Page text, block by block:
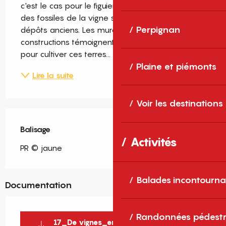
Perpignan
Plaine et piémonts
Voir les destinations
Activités
Balades
Randonnées
c'est le cas pour le figuier et l'olivier, on retrouve
des fossiles de la vigne sauvage dans les
dépôts anciens. Les murettes et autres
constructions témoignent du labeur de l'homme
pour cultiver ces terres...
Lire la suite
Balisage
PR © jaune
Documentation
17_De vignes_en_garrigue_FR_WEB